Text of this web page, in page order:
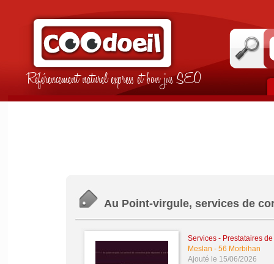
Référencement naturel express et bon jus SEO
Au Point-virgule, services de
Services - Prestataires
Meslan - 56 Morbihan
Ajouté le 15/06/2026